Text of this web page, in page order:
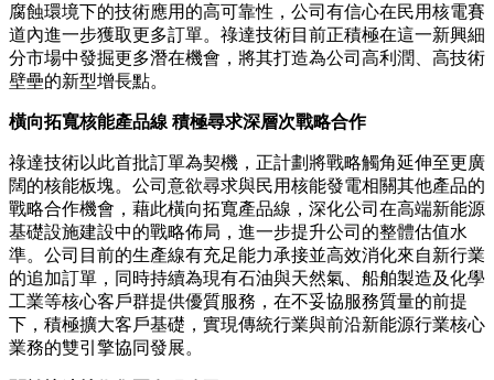
腐蝕環境下的技術應用的高可靠性，公司有信心在民用核電賽
道內進一步獲取更多訂單。祿達技術目前正積極在這一新興細
分市場中發掘更多潛在機會，將其打造為公司高利潤、高技術
壁壘的新型增長點。
橫向拓寬核能產品線 積極尋求深層次戰略合作
祿達技術以此首批訂單為契機，正計劃將戰略觸角延伸至更廣
闊的核能板塊。公司意欲尋求與民用核能發電相關其他產品的
戰略合作機會，藉此橫向拓寬產品線，深化公司在高端新能源
基礎設施建設中的戰略佈局，進一步提升公司的整體估值水
準。公司目前的生產線有充足能力承接並高效消化來自新行業
的追加訂單，同時持續為現有石油與天然氣、船舶製造及化學
工業等核心客戶群提供優質服務，在不妥協服務質量的前提
下，積極擴大客戶基礎，實現傳統行業與前沿新能源行業核心
業務的雙引擎協同發展。